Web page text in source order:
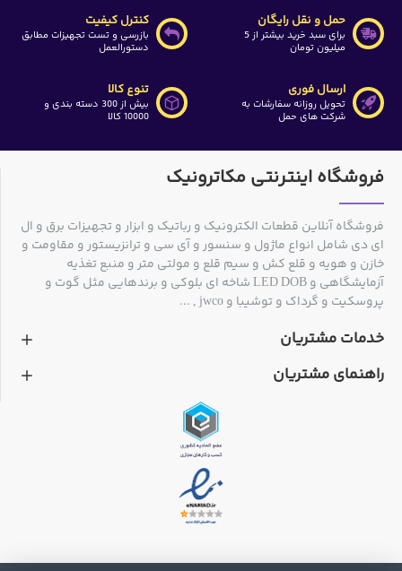
ارتفاع
حمل و نقل رایگان
برای سبد خرید بیشتر از 5
میلیون تومان
کنترل کیفیت
بازرسی و تست تجهیزات مطابق
دستورالعمل
ارسال فوری
تحویل روزانه سفارشات به
شرکت های حمل
تنوع کالا
بیش از 300 دسته بندی و
10000 کالا
فروشگاه اینترنتی مکاترونیک
فروشگاه آنلاین قطعات الکترونیک و رباتیک و ابزار و تجهیزات برق و ال
ای دی شامل انواع ماژول و سنسور و آی سی و ترانزیستور و مقاومت و
خازن و هویه و قلع کش و سیم قلع و مولتی متر و منبع تغذیه
آزمایشگاهی و LED DOB شاخه ای بلوکی و برندهایی مثل گوت و
پروسکیت و گرداک و توشیبا و jwco , ...
خدمات مشتریان
راهنمای مشتریان